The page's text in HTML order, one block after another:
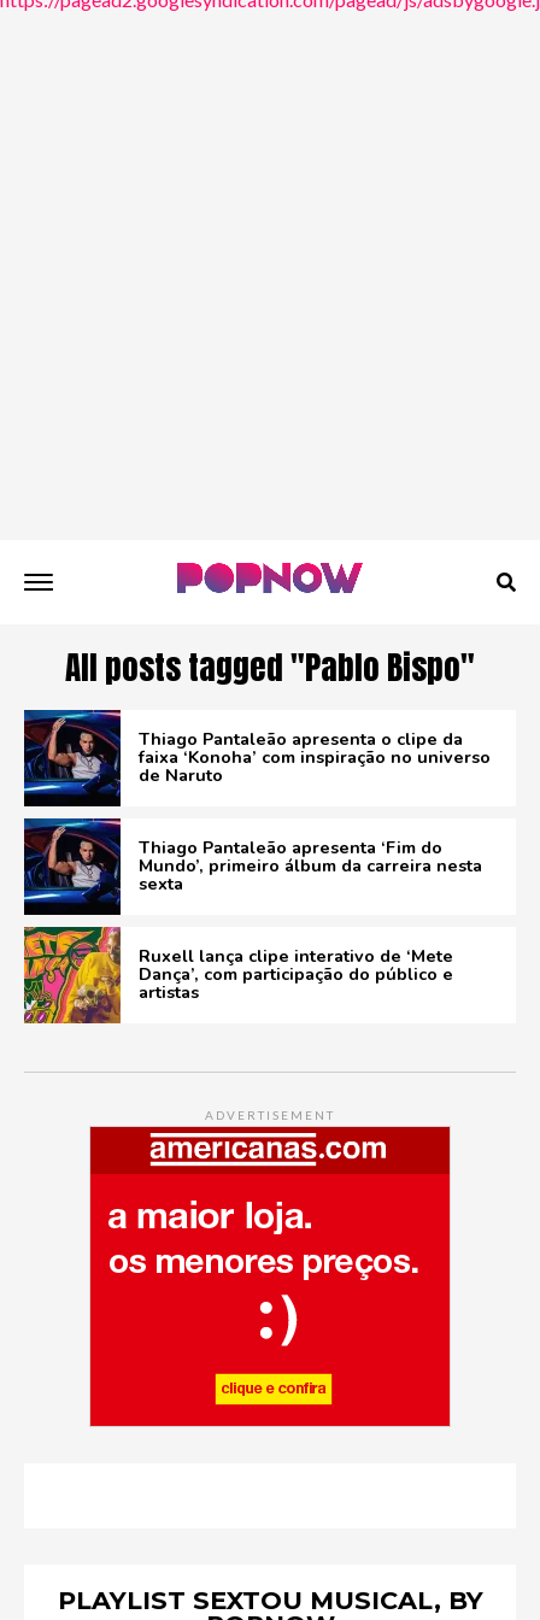
All posts tagged "Pablo Bispo"
Thiago Pantaleão apresenta o clipe da
faixa ‘Konoha’ com inspiração no universo
de Naruto
Thiago Pantaleão apresenta ‘Fim do
Mundo’, primeiro álbum da carreira nesta
sexta
Ruxell lança clipe interativo de ‘Mete
Dança’, com participação do público e
artistas
ADVERTISEMENT
PLAYLIST SEXTOU MUSICAL, BY